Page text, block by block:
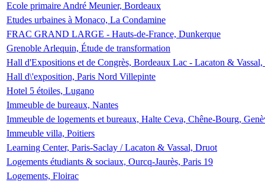
Ecole primaire André Meunier, Bordeaux
Etudes urbaines à Monaco, La Condamine
FRAC GRAND LARGE - Hauts-de-France, Dunkerque
Grenoble Arlequin, Étude de transformation
Hall d'Expositions et de Congrès, Bordeaux Lac - Lacaton &
Hall d\'exposition, Paris Nord Villepinte
Hotel 5 étoiles, Lugano
Immeuble de bureaux, Nantes
Immeuble de logements et bureaux, Halte Ceva, Chêne-Bourg,
Immeuble villa, Poitiers
Learning Center, Paris-Saclay / Lacaton & Vassal, Druot
Logements étudiants & sociaux, Ourcq-Jaurès, Paris 19
Logements, Floirac